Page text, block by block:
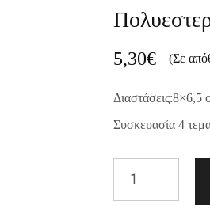
5,30€ (Σε
Διαστάσεις:8×6,5
Συσκευασία 4